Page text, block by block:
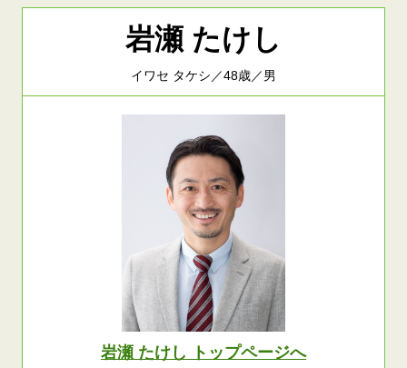
岩瀬 たけし
イワセ タケシ／48歳／男
岩瀬 たけし トップページへ